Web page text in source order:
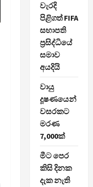
වැරදි
පිළිගත් FIFA
සභාපති
ප්‍රසිද්ධියේ
සමාව
අයදියි
වායු
දූෂණයෙන්
වසරකට
මරණ
7,000ක්
මීට පෙර
කිසි දිනක
දැක නැති